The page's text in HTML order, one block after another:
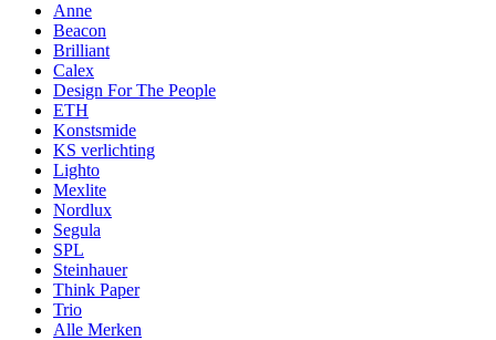
Anne
Beacon
Brilliant
Calex
Design For The People
ETH
Konstsmide
KS verlichting
Lighto
Mexlite
Nordlux
Segula
SPL
Steinhauer
Think Paper
Trio
Alle Merken